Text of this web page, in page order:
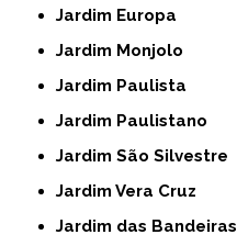
Jardim Europa
Jardim Monjolo
Jardim Paulista
Jardim Paulistano
Jardim São Silvestre
Jardim Vera Cruz
Jardim das Bandeiras